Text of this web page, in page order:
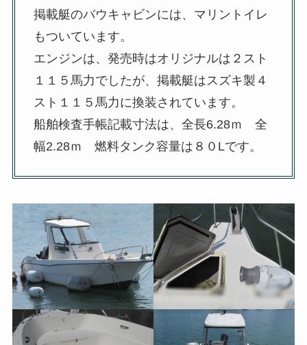
掲載艇のバウキャビンには、マリントイレ
もついています。
エンジンは、発売時はオリジナルは２スト
１１５馬力でしたが、掲載艇はスズキ製４
スト１１５馬力に換装されています。
船舶検査手帳記載寸法は、全長6.28ｍ 全
幅2.28ｍ 燃料タンク容量は８０Lです。